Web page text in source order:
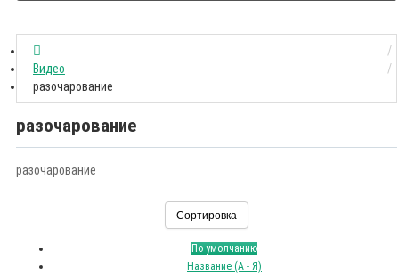
Видео
разочарование
разочарование
разочарование
Сортировка
По умолчанию
Название (А - Я)